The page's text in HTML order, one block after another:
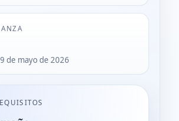
de mayo de 2026